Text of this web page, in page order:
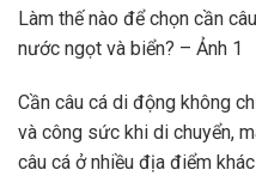
Làm thế nào để chọn cần
nước ngọt và biển? – Ảnh 1
Cần câu cá di động không
và công sức khi di chuyển,
câu cá ở nhiều địa điểm